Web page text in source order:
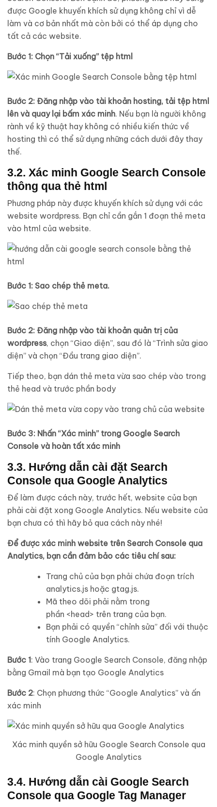
được Google khuyến khích sử dụng không chỉ vì dễ
làm và cơ bản nhất mà còn bởi có thể áp dụng cho
tất cả các website.
Bước 1: Chọn “Tải xuống” tệp html
Bước 2: Đăng nhập vào tài khoản hosting, tải tệp html
lên và quay lại bấm xác minh. Nếu bạn là người không
rành về kỹ thuật hay không có nhiều kiến thức về
hosting thì có thể sử dụng những cách dưới đây thay
thế.
3.2. Xác minh Google Search Console
thông qua thẻ html
Phương pháp này được khuyến khích sử dụng với các
website wordpress. Bạn chỉ cần gắn 1 đoạn thẻ meta
vào html của website.
Bước 1: Sao chép thẻ meta.
Bước 2: Đăng nhập vào tài khoản quản trị của
wordpress, chọn “Giao diện”, sau đó là “Trình sửa giao
diện” và chọn “Đầu trang giao diện”.
Tiếp theo, bạn dán thẻ meta vừa sao chép vào trong
thẻ head và trước phần body
Bước 3: Nhấn “Xác minh” trong Google Search
Console và hoàn tất xác minh
3.3. Hướng dẫn cài đặt Search
Console qua Google Analytics
Để làm được cách này, trước hết, website của bạn
phải cài đặt xong Google Analytics. Nếu website của
bạn chưa có thì hãy bỏ qua cách này nhé!
Để được xác minh website trên Search Console qua
Analytics, bạn cần đảm bảo các tiêu chí sau:
Trang chủ của bạn phải chứa đoạn trích
analytics.js hoặc gtag.js.
Mã theo dõi phải nằm trong
phần <head> trên trang của bạn.
Bạn phải có quyền “chỉnh sửa” đối với thuộc
tính Google Analytics.
Bước 1: Vào trang Google Search Console, đăng nhập
bằng Gmail mà bạn tạo Google Analytics
Bước 2: Chọn phương thức “Google Analytics” và ấn
xác minh
Xác minh quyền sở hữu Google Search Console qua
Google Analytics
3.4. Hướng dẫn cài Google Search
Console qua Google Tag Manager